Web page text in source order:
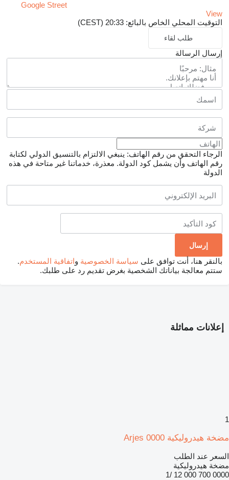
Google Street
View
التوقيت المحلي الخاص بالبائع: 20:33 (CEST)
طلب لقاء
إرسال الرسالة
الرجاء التحقق من رقم الهاتف: ينبغي الالتزام بالتنسيق الدولي لكتابة
رقم الهاتف وأن يشمل كود الدولة. معذرة، خدماتنا غير متاحة في هذه
الدولة
بالنقر هنا، أنت توافق على سياسة الخصوصية واتفاقية المستخدم.
ستتم معالجة بياناتك الشخصية بغرض تقديم رد على طلبك.
إعلانات مماثلة
1
مضخة هيدروليكية Arjes 0000
السعر عند الطلب
مضخة هيدروليكية
0000 700 000 12 /1